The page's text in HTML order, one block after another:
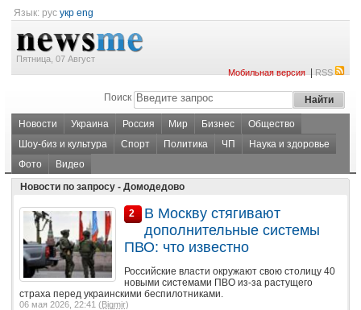
Язык: рус укр eng
Пятница, 07 Август
Мобильная версия|RSS
Поиск
Новости Украина Россия Мир Бизнес
Общество
Шоу-биз и культура
Спорт Политика ЧП
Наука и здоровье
Фото
Видео
Новости по запросу - Домодедово
2
В Москву стягивают
дополнительные системы
ПВО: что известно
Российские власти окружают свою столицу 40
новыми системами ПВО из-за растущего
страха перед украинскими беспилотниками.
06 мая 2026, 22:41 (Bigmir)